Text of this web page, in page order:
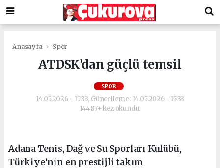
Anasayfa Spor
ATDSK’dan güçlü temsil
SPOR
14.05.2026 - 15:33, Güncelleme: 14.05.2026 - 15:33
14487+ kez okundu.
Adana Tenis, Dağ ve Su Sporları Kulübü,
Türkiye’nin en prestijli takım